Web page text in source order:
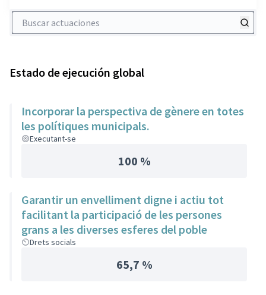
Buscar actuaciones
Estado de ejecución global
Incorporar la perspectiva de gènere en totes
les polítiques municipals.
Executant-se
100 %
Garantir un envelliment digne i actiu tot
facilitant la participació de les persones
grans a les diverses esferes del poble
Drets socials
65,7 %